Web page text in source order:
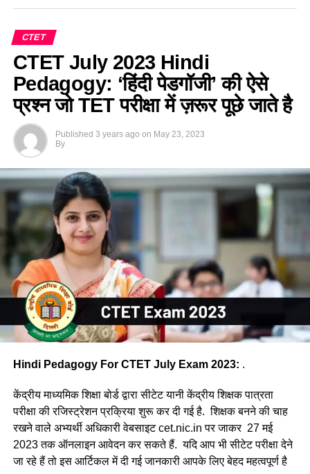
CTET
CTET July 2023 Hindi
Pedagogy: ‘हिंदी पेडगॉजी’ की ऐसे
प्रश्न जो TET परीक्षा में ज़रूर पूछे जाते है
Published 3 years ago on May 23, 2023
By
Hindi Pedagogy For CTET July Exam 2023: .
केंद्रीय माध्यमिक शिक्षा बोर्ड द्वारा सीटेट यानी केंद्रीय शिक्षक पात्रता
परीक्षा की रजिस्ट्रेशन प्रक्रिया शुरू कर दी गई है. शिक्षक बनने की चाह
रखने वाले अभ्यर्थी अधिकारी वेबसाइट cet.nic.in पर जाकर 27 मई
2023 तक ऑनलाइन आवेदन कर सकते हैं. यदि आप भी सीटेट परीक्षा देने
जा रहे हैं तो इस आर्टिकल में दी गई जानकारी आपके लिए बेहद महत्वपूर्ण है